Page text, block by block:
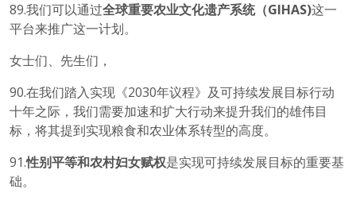
89.我们可以通过全球重要农业文化遗产系统（GIHAS)这一
平台来推广这一计划。
女士们、先生们，
90.在我们踏入实现《2030年议程》及可持续发展目标行动
十年之际，我们需要加速和扩大行动来提升我们的雄伟目
标，将其提到实现粮食和农业体系转型的高度。
91.性别平等和农村妇女赋权是实现可持续发展目标的重要基
础。